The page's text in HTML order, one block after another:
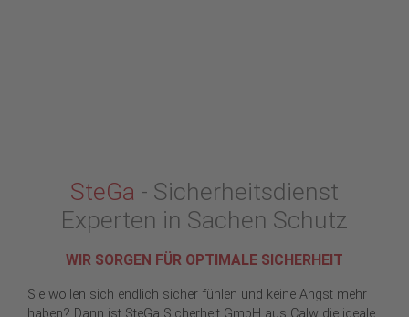
SteGa - Sicherheitsdienst
Experten in Sachen Schutz
WIR SORGEN FÜR OPTIMALE SICHERHEIT
Sie wollen sich endlich sicher fühlen und keine Angst mehr
haben? Dann ist SteGa Sicherheit GmbH aus Calw die ideale